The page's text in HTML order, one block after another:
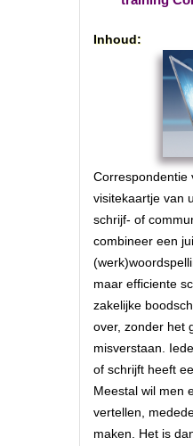
Inhoud:
Correspondentie
visitekaartje van
schrijf- of
combineer een
maar efficiente
zakelijke
over, zonder het
misverstaan.
of schrijft heeft
Meestal wil men
vertellen,
maken. Het is